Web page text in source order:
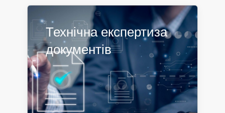
Технічна експертиза
документів